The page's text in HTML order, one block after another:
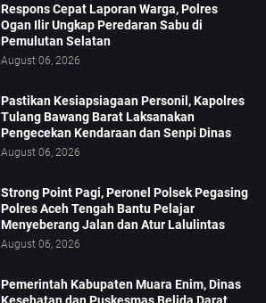
Respons Cepat Laporan Warga, Polres
Ogan Ilir Ungkap Peredaran Sabu di
Pemulutan Selatan
August 06, 2026
Pastikan Kesiapsiagaan Personil, Kapolres
Tulang Bawang Barat Laksanakan
Pengecekan Kendaraan dan Senpi Dinas
August 06, 2026
Strong Point Pagi, Peronel Polsek Pegasing
Polres Aceh Tengah Bantu Pelajar
Menyeberang Jalan dan Atur Lalulintas
August 06, 2026
‎Pemerintah Kabupaten Muara Enim, Dinas